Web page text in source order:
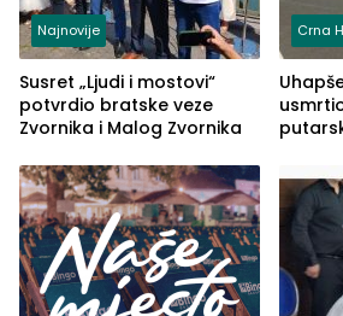
Najnovije
Susret „Ljudi i mostovi“
potvrdio bratske veze
Zvornika i Malog Zvornika
Crna
(FOTO)